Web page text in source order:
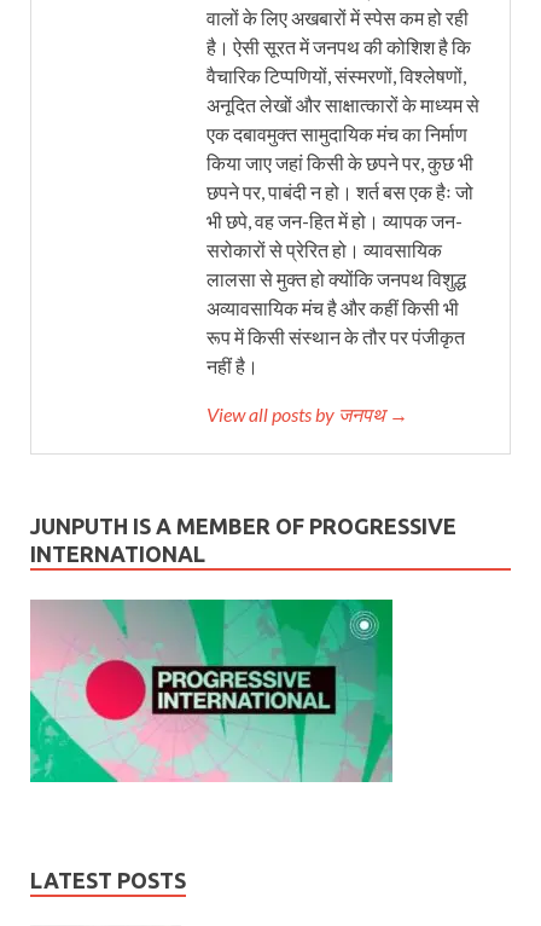
वालों के लिए अखबारों में स्पेस कम हो रही
है। ऐसी सूरत में जनपथ की कोशिश है कि
वैचारिक टिप्पणियों, संस्मरणों, विश्लेषणों,
अनूदित लेखों और साक्षात्कारों के माध्यम से
एक दबावमुक्त सामुदायिक मंच का निर्माण
किया जाए जहां किसी के छपने पर, कुछ भी
छपने पर, पाबंदी न हो। शर्त बस एक हैः जो
भी छपे, वह जन-हित में हो। व्यापक जन-
सरोकारों से प्रेरित हो। व्यावसायिक
लालसा से मुक्त हो क्योंकि जनपथ विशुद्ध
अव्यावसायिक मंच है और कहीं किसी भी
रूप में किसी संस्थान के तौर पर पंजीकृत
नहीं है।
View all posts by जनपथ →
JUNPUTH IS A MEMBER OF PROGRESSIVE
INTERNATIONAL
LATEST POSTS